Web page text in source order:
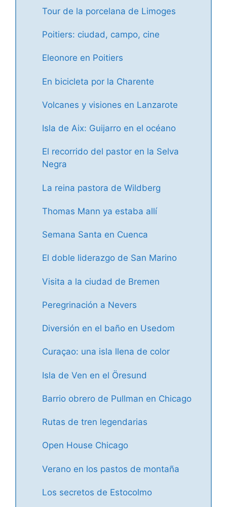
Tour de la porcelana de Limoges
Poitiers: ciudad, campo, cine
Eleonore en Poitiers
En bicicleta por la Charente
Volcanes y visiones en Lanzarote
Isla de Aix: Guijarro en el océano
El recorrido del pastor en la Selva
Negra
La reina pastora de Wildberg
Thomas Mann ya estaba allí
Semana Santa en Cuenca
El doble liderazgo de San Marino
Visita a la ciudad de Bremen
Peregrinación a Nevers
Diversión en el baño en Usedom
Curaçao: una isla llena de color
Isla de Ven en el Öresund
Barrio obrero de Pullman en Chicago
Rutas de tren legendarias
Open House Chicago
Verano en los pastos de montaña
Los secretos de Estocolmo